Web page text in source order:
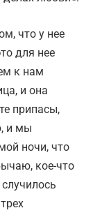
что у нее
для нее
к нам
и она
припасы,
и мы
ночи, что
кое-что